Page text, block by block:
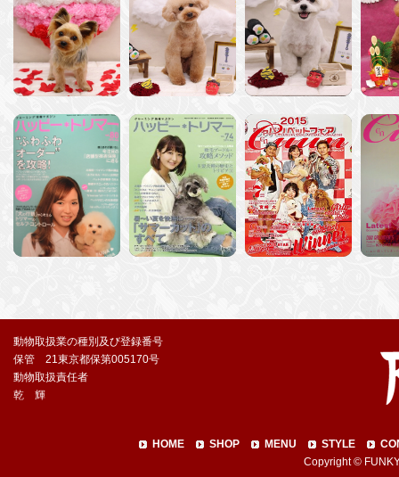
動物取扱業の種別及び登録番号
保管 21東京都保第005170号
動物取扱責任者
乾 輝
HOME SHOP MENU STYLE
Copyright ©